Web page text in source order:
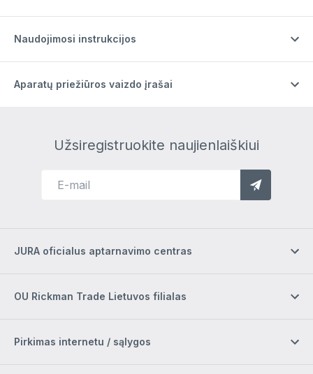
Naudojimosi instrukcijos
Aparatų priežiūros vaizdo įrašai
Užsiregistruokite naujienlaiškiui
JURA oficialus aptarnavimo centras
OU Rickman Trade Lietuvos filialas
Pirkimas internetu / sąlygos